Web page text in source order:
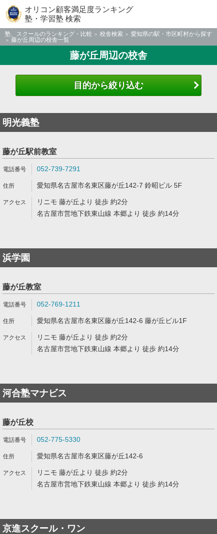
オリコン顧客満足度ランキング
塾・学習塾 検索
塾、スクールのランキング・比較 校舎検索
愛知県の駅・市区町村から探す
藤が丘周辺の校舎一覧
藤が丘周辺の校舎
目的から絞り込む
明光義塾
藤が丘駅前教室
052-739-7291
愛知県名古屋市名東区藤が丘142-7 鈴昭ビル 5F
リニモ 藤が丘より 徒歩 約2分
名古屋市営地下鉄東山線 本郷より 徒歩 約14分
浜学園
藤が丘教室
052-769-1211
愛知県名古屋市名東区藤が丘142-6 藤が丘ビル1F
リニモ 藤が丘より 徒歩 約2分
名古屋市営地下鉄東山線 本郷より 徒歩 約14分
河合塾マナビス
藤が丘校
052-775-5330
愛知県名古屋市名東区藤が丘142-6
リニモ 藤が丘より 徒歩 約2分
名古屋市営地下鉄東山線 本郷より 徒歩 約14分
京進スクール・ワン